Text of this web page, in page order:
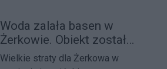
Woda zalała basen w
Żerkowie. Obiekt został
zamknięty
Wielkie straty dla Żerkowa w